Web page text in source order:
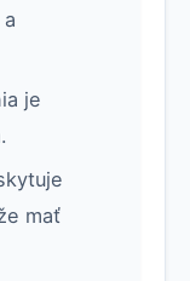
je
mať